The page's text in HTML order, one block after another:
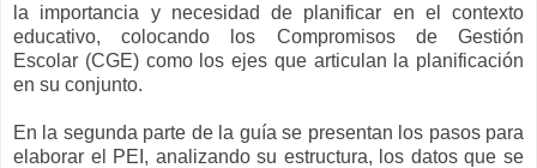
la importancia y necesidad de planificar en el contexto
educativo, colocando los Compromisos de Gestión
Escolar (CGE) como los ejes que articulan la planificación
en su conjunto.
En la segunda parte de la guía se presentan los pasos para
elaborar el PEI, analizando su estructura, los datos que se